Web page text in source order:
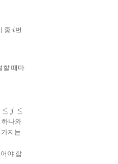
중 ii번
할 때마
≤ j ≤
하나와
지는
야 합